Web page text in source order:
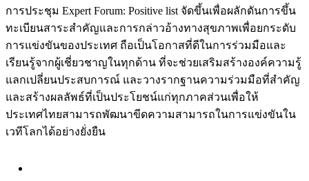
การประชุม Expert Forum: Positive list จัดขึ้นเพื่อผลักดันการขึ้น
ทะเบียนสาระสำคัญและการกล่าวอ้างทางสุขภาพเพื่อยกระดับ
การแข่งขันของประเทศ ถือเป็นโอกาสที่ดีในการร่วมมือและ
เรียนรู้จากผู้เชี่ยวชาญในทุกด้าน ที่จะช่วยเสริมสร้างองค์ความรู้
แลกเปลี่ยนประสบการณ์ และวางรากฐานความร่วมมือที่สำคัญ
และสร้างผลลัพธ์ที่เป็นประโยชน์แก่ทุกภาคส่วนเพื่อให้
ประเทศไทยสามารถพัฒนาขีดความสามารถในการแข่งขันใน
เวทีโลกได้อย่างยั่งยืน